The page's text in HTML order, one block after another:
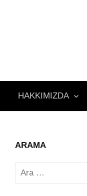
HAKKIMIZDA
ARAMA
Arama: